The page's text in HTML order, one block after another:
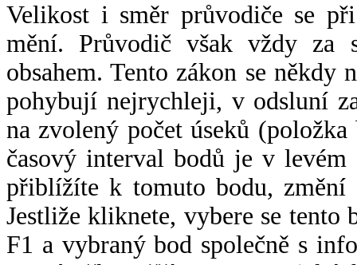
Velikost i směr průvodiče se
mění. Průvodič však vždy za
obsahem. Tento zákon se někdy
pohybují nejrychleji, v odsluní
na zvolený počet úseků
časový interval bodů je v
přiblížíte k tomuto bodu,
Jestliže kliknete, vybere se tento
F1 a vybraný bod společně s